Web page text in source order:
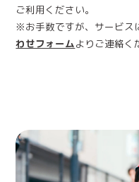
ご利用ください。
※お手数ですが、サービス
わせフォームよりご連絡く